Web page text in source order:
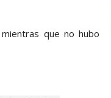
que no hubo